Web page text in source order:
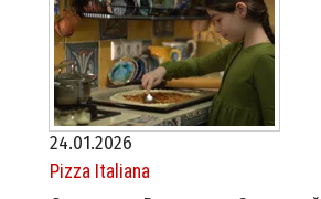
24.01.2026
Pizza Italiana